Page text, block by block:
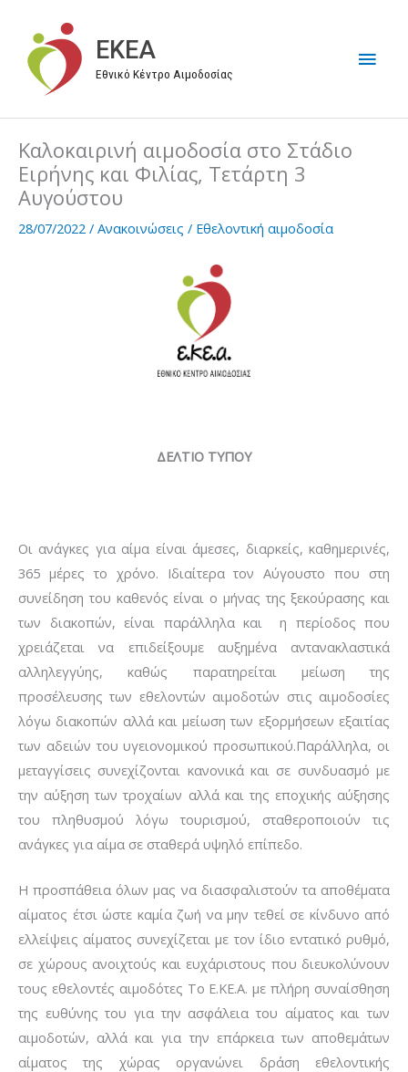
περιεχόμενο
EKEA
Εθνικό Κέντρο Αιμοδοσίας
Καλοκαιρινή αιμοδοσία στο Στάδιο
Ειρήνης και Φιλίας, Τετάρτη 3
Αυγούστου
28/07/2022 / Ανακοινώσεις / Εθελοντική αιμοδοσία
ΔΕΛΤΙΟ ΤΥΠΟΥ
Οι ανάγκες για αίμα είναι άμεσες, διαρκείς, καθημερινές,
365 μέρες το χρόνο. Ιδιαίτερα τον Αύγουστο που στη
συνείδηση του καθενός είναι ο μήνας της ξεκούρασης και
των διακοπών, είναι παράλληλα και η περίοδος που
χρειάζεται να επιδείξουμε αυξημένα αντανακλαστικά
αλληλεγγύης, καθώς παρατηρείται μείωση της
προσέλευσης των εθελοντών αιμοδοτών στις αιμοδοσίες
λόγω διακοπών αλλά και μείωση των εξορμήσεων εξαιτίας
των αδειών του υγειονομικού προσωπικού.Παράλληλα, οι
μεταγγίσεις συνεχίζονται κανονικά και σε συνδυασμό με
την αύξηση των τροχαίων αλλά και της εποχικής αύξησης
του πληθυσμού λόγω τουρισμού, σταθεροποιούν τις
ανάγκες για αίμα σε σταθερά υψηλό επίπεδο.
Η προσπάθεια όλων μας να διασφαλιστούν τα αποθέματα
αίματος έτσι ώστε καμία ζωή να μην τεθεί σε κίνδυνο από
ελλείψεις αίματος συνεχίζεται με τον ίδιο εντατικό ρυθμό,
σε χώρους ανοιχτούς και ευχάριστους που διευκολύνουν
τους εθελοντές αιμοδότες Το Ε.ΚΕ.Α. με πλήρη συναίσθηση
της ευθύνης του για την ασφάλεια του αίματος και των
αιμοδοτών, αλλά και για την επάρκεια των αποθεμάτων
αίματος της χώρας οργανώνει δράση εθελοντικής